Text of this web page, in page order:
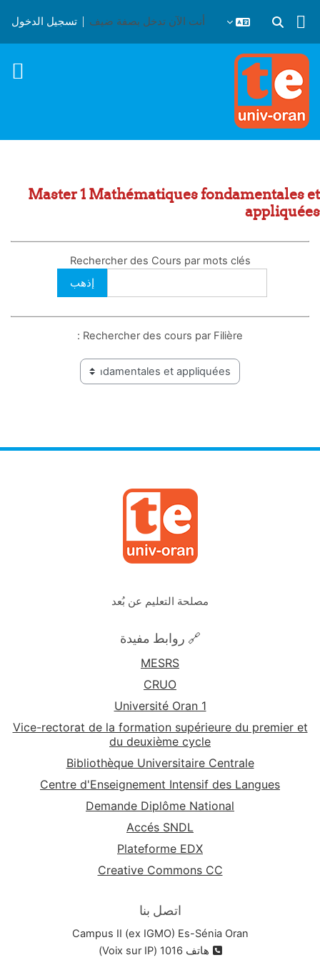
تبديل إدخال البحث
أنت الآن تدخل بصفة ضيف تسجيل الدخول
Master 1 Mathématiques fondamentales et
appliquées
Rechercher des Cours par mots clés
Rechercher des cours par Filière :
مصلحة التعليم عن بُعد
🔗 روابط مفيدة
MESRS
CRUO
Université Oran 1
Vice-rectorat de la formation supérieure du premier et
du deuxième cycle
Bibliothèque Universitaire Centrale
Centre d'Enseignement Intensif des Langues
Demande Diplôme National
Accés SNDL
Plateforme EDX
Creative Commons CC
اتصل بنا
Campus II (ex IGMO) Es-Sénia Oran
هاتف 1016 (Voix sur IP)